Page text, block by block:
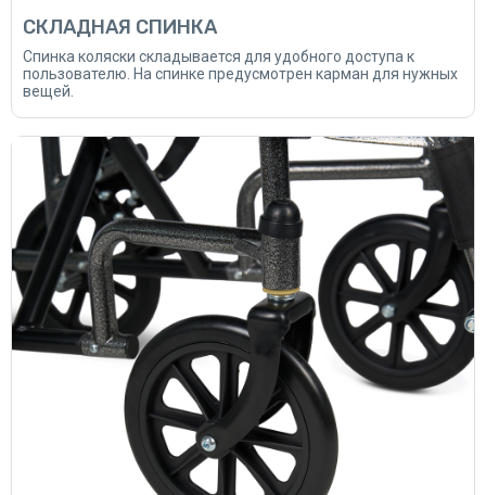
СКЛАДНАЯ СПИНКА
Спинка коляски складывается для удобного доступа к
пользователю. На спинке предусмотрен карман для нужных
вещей.